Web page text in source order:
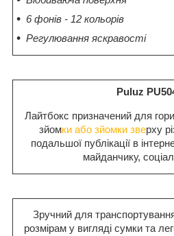
6 фонів - 12 кольорів
Регулювання яскравості
Puluz
Лайтбокс призначений для
зйомки або зйомки зверху
подальшої публікації в
майданчику,
Зручний для
розмірам у вигляді сумки та